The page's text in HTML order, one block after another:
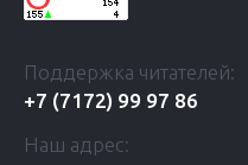
Поддержка читателей:
+7 (7172) 99 97 86
Наш адрес: